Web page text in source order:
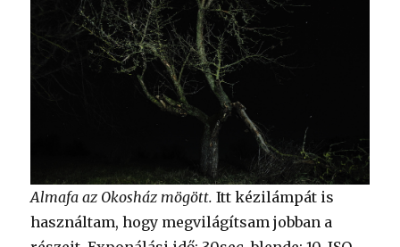
Almafa az Okosház mögött. Itt kézilámpát is
használtam, hogy megvilágítsam jobban a